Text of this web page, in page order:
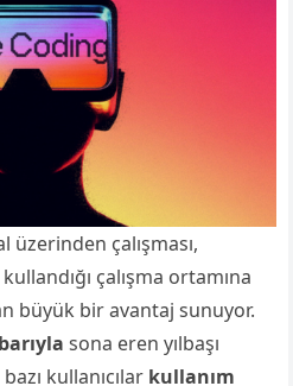
çalışması,
çalışma ortamına
büyük bir avantaj sunuyor.
sona eren yılbaşı
kullanıcılar kullanım